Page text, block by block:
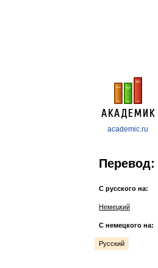
academic.ru
Перевод:
С русского на:
Немецкий
С немецкого на:
Русский